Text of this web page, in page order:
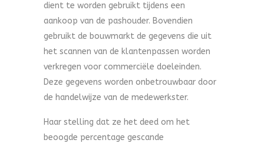
dient te worden gebruikt tijdens een
aankoop van de pashouder. Bovendien
gebruikt de bouwmarkt de gegevens die uit
het scannen van de klantenpassen worden
verkregen voor commerciële doeleinden.
Deze gegevens worden onbetrouwbaar door
de handelwijze van de medewerkster.
Haar stelling dat ze het deed om het
beoogde percentage gescande